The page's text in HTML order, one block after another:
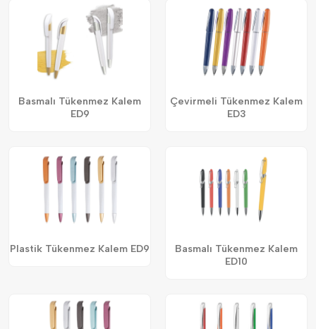
Basmalı Tükenmez Kalem
ED9
Çevirmeli Tükenmez Kalem
ED3
Plastik Tükenmez Kalem ED9
Basmalı Tükenmez Kalem
ED10